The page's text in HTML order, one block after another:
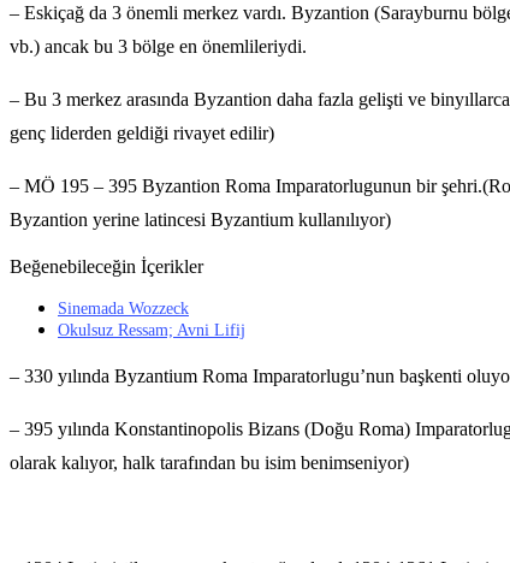
– Eskiçağ da 3 önemli merkez vardı. Byzantion (Sarayburnu
vb.) ancak bu 3 bölge en önemlileriydi.
– Bu 3 merkez arasında Byzantion daha fazla gelişti ve
genç liderden geldiği rivayet edilir)
– MÖ 195 – 395 Byzantion Roma Imparatorlugunun bir
Byzantion yerine latincesi Byzantium kullanılıyor)
Beğenebileceğin İçerikler
Sinemada Wozzeck
Okulsuz Ressam; Avni Lifij
– 330 yılında Byzantium Roma Imparatorlugu’nun başkenti
– 395 yılında Konstantinopolis Bizans (Doğu Roma)
olarak kalıyor, halk tarafından bu isim benimseniyor)